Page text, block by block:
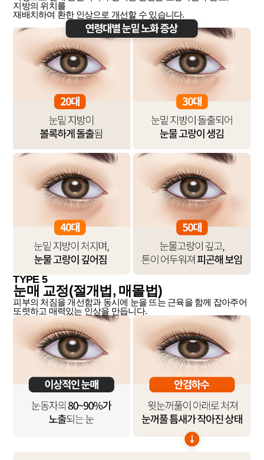
지방의 위치를
재배치하여 환한 인상으로 개선할 수 있습니다.
TYPE 5
눈매 교정(절개법, 매몰법)
피부의 처짐을 개선함과 동시에 눈을 뜨는 근육을 함께 잡아주어
또렷하고 매력있는 인상을 만듭니다.